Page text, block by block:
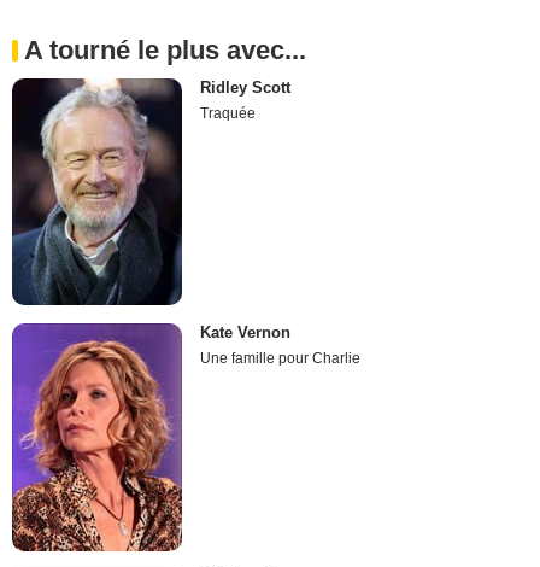
A tourné le plus avec...
Ridley Scott
Traquée
Kate Vernon
Une famille pour Charlie